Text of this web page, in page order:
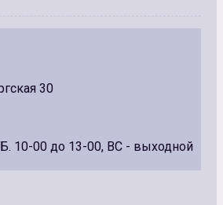
30
10-00 до 13-00, ВС - выходной